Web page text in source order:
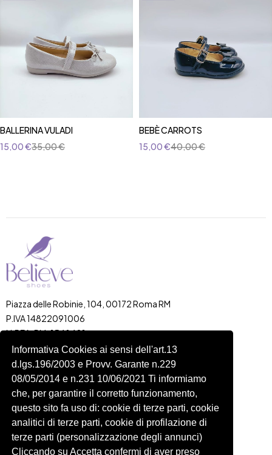
Informativa Cookies ai sensi dell'art.13
d.lgs.196/2003 e Provv. Garante n.229
08/05/2014 e n.231 10/06/2021 Ti informiamo
che, per garantire il corretto funzionamento,
questo sito fa uso di: cookie di terze parti, cookie
analitici di terze parti, cookie di profilazione di
terze parti (personalizzazione degli annunci)
Cliccando su Accetta confermi di aver preso
BALLERINA VULADI
35,00€
15,00€
BEBÈ CARROTS
40,00€
15,00€
Piazza delle Robinie, 104, 00172 Roma RM
P.IVA 14822091006
N.REA: RM-1548401
C.SOCIALE: €10,00
334 918 4321
Shop
Shop
Donna
Bambini
Account
Carrello
Profilo
Ordini